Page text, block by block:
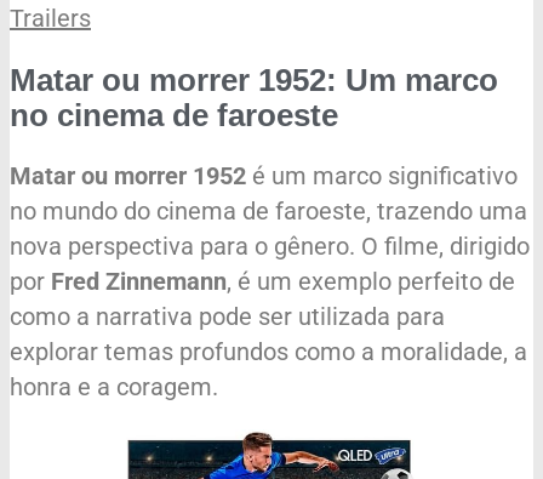
Trailers
Matar ou morrer 1952: Um marco
no cinema de faroeste
Matar ou morrer 1952 é um marco significativo
no mundo do cinema de faroeste, trazendo uma
nova perspectiva para o gênero. O filme, dirigido
por Fred Zinnemann, é um exemplo perfeito de
como a narrativa pode ser utilizada para
explorar temas profundos como a moralidade, a
honra e a coragem.